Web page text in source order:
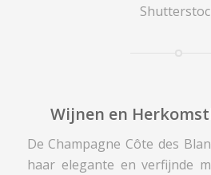
Wijnen en
De Champagne Côte des
haar elegante en verfijnde